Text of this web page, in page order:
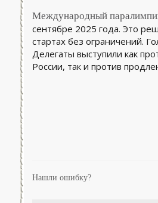
Международный
сентябре 2025 года. Это
стартах без ограничений.
Делегаты выступили как
России, так и против
Нашли ошибку?